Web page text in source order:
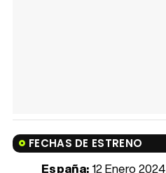
FECHAS DE ESTRENO
España: 12 Enero 2024